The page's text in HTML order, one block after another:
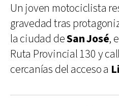
Un joven motociclista
gravedad tras
la ciudad deSan José,
Ruta Provincial 130 y
cercanías del acceso a